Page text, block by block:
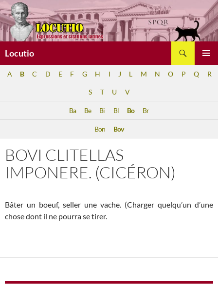
Aller
au
contenu
Locutio
A B C D E F G H I J L M N O P Q R
S T U V
Ba Be Bi Bl Bo Br
Bon Bov
BOVI CLITELLAS
IMPONERE. (CICÉRON)
Bâter un boeuf, seller une vache. (Charger quelqu’un d’une
chose dont il ne pourra se tirer.